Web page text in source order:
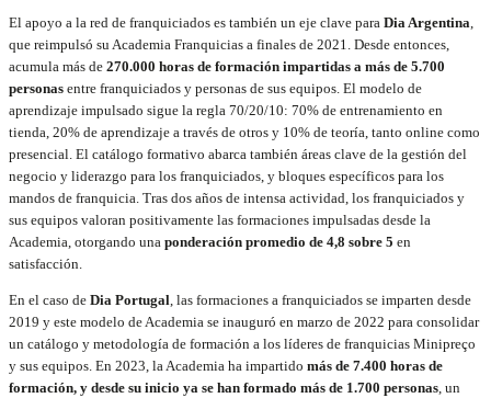
El apoyo a la red de franquiciados es también un eje clave para Dia Argentina,
que reimpulsó su Academia Franquicias a finales de 2021. Desde entonces,
acumula más de 270.000 horas de formación impartidas a más de 5.700
personas entre franquiciados y personas de sus equipos. El modelo de
aprendizaje impulsado sigue la regla 70/20/10: 70% de entrenamiento en
tienda, 20% de aprendizaje a través de otros y 10% de teoría, tanto online como
presencial. El catálogo formativo abarca también áreas clave de la gestión del
negocio y liderazgo para los franquiciados, y bloques específicos para los
mandos de franquicia. Tras dos años de intensa actividad, los franquiciados y
sus equipos valoran positivamente las formaciones impulsadas desde la
Academia, otorgando una ponderación promedio de 4,8 sobre 5 en
satisfacción.
En el caso de Dia Portugal, las formaciones a franquiciados se imparten desde
2019 y este modelo de Academia se inauguró en marzo de 2022 para consolidar
un catálogo y metodología de formación a los líderes de franquicias Minipreço
y sus equipos. En 2023, la Academia ha impartido más de 7.400 horas de
formación, y desde su inicio ya se han formado más de 1.700 personas, un